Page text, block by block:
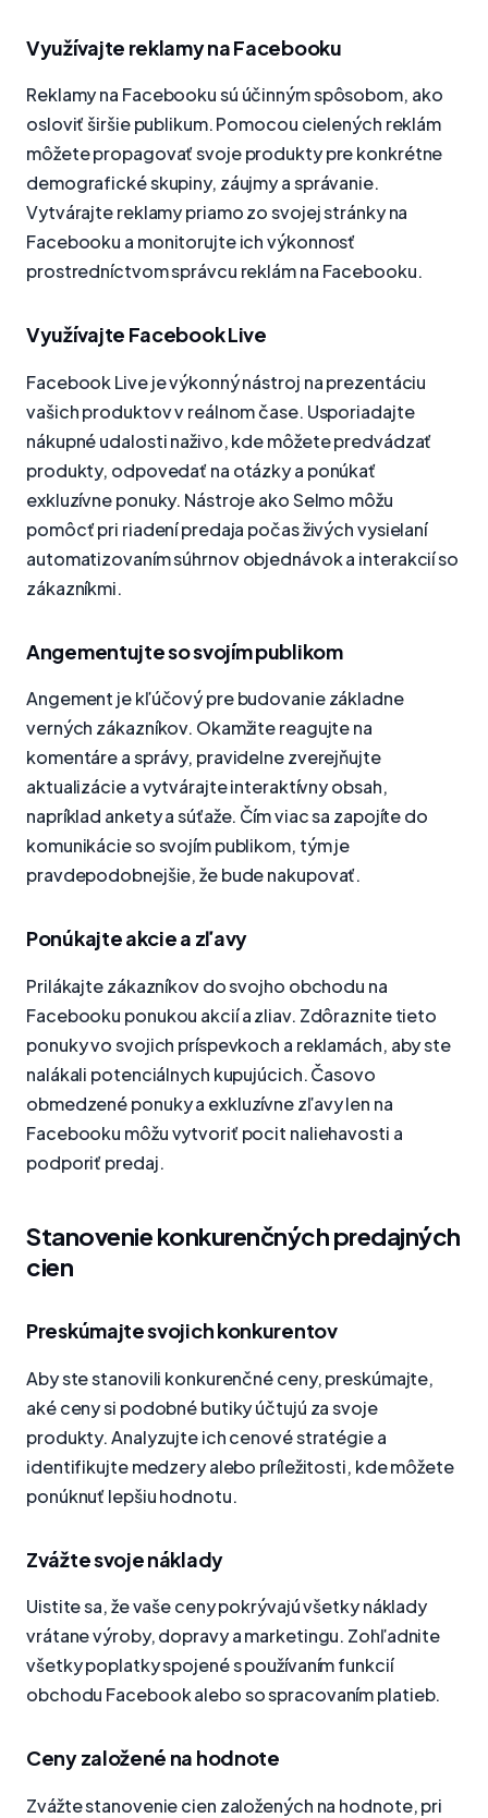
Využívajte reklamy na Facebooku
Reklamy na Facebooku sú účinným spôsobom, ako
osloviť širšie publikum. Pomocou cielených reklám
môžete propagovať svoje produkty pre konkrétne
demografické skupiny, záujmy a správanie.
Vytvárajte reklamy priamo zo svojej stránky na
Facebooku a monitorujte ich výkonnosť
prostredníctvom správcu reklám na Facebooku.
Využívajte Facebook Live
Facebook Live je výkonný nástroj na prezentáciu
vašich produktov v reálnom čase. Usporiadajte
nákupné udalosti naživo, kde môžete predvádzať
produkty, odpovedať na otázky a ponúkať
exkluzívne ponuky. Nástroje ako Selmo môžu
pomôcť pri riadení predaja počas živých vysielaní
automatizovaním súhrnov objednávok a interakcií so
zákazníkmi.
Angementujte so svojím publikom
Angement je kľúčový pre budovanie základne
verných zákazníkov. Okamžite reagujte na
komentáre a správy, pravidelne zverejňujte
aktualizácie a vytvárajte interaktívny obsah,
napríklad ankety a súťaže. Čím viac sa zapojíte do
komunikácie so svojím publikom, tým je
pravdepodobnejšie, že bude nakupovať.
Ponúkajte akcie a zľavy
Prilákajte zákazníkov do svojho obchodu na
Facebooku ponukou akcií a zliav. Zdôraznite tieto
ponuky vo svojich príspevkoch a reklamách, aby ste
nalákali potenciálnych kupujúcich. Časovo
obmedzené ponuky a exkluzívne zľavy len na
Facebooku môžu vytvoriť pocit naliehavosti a
podporiť predaj.
Stanovenie konkurenčných predajných
cien
Preskúmajte svojich konkurentov
Aby ste stanovili konkurenčné ceny, preskúmajte,
aké ceny si podobné butiky účtujú za svoje
produkty. Analyzujte ich cenové stratégie a
identifikujte medzery alebo príležitosti, kde môžete
ponúknuť lepšiu hodnotu.
Zvážte svoje náklady
Uistite sa, že vaše ceny pokrývajú všetky náklady
vrátane výroby, dopravy a marketingu. Zohľadnite
všetky poplatky spojené s používaním funkcií
obchodu Facebook alebo so spracovaním platieb.
Ceny založené na hodnote
Zvážte stanovenie cien založených na hodnote, pri